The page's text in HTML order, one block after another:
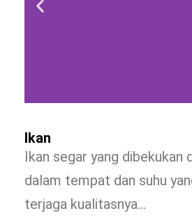
Ikan
Ikan segar yang dibekukan
dalam tempat dan suhu
terjaga kualitasnya…